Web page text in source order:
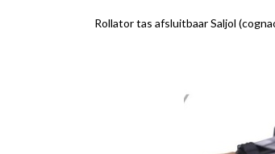
Rollator tas afsluitbaar Saljol